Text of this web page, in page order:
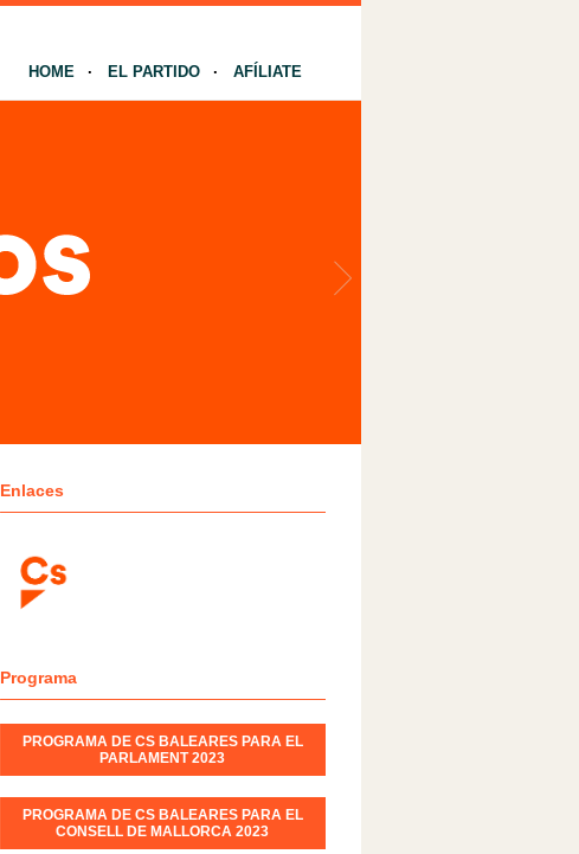
HOME EL PARTIDO AFÍLIATE
Enlaces
Programa
PROGRAMA DE CS BALEARES PARA EL
PARLAMENT 2023
PROGRAMA DE CS BALEARES PARA EL
CONSELL DE MALLORCA 2023